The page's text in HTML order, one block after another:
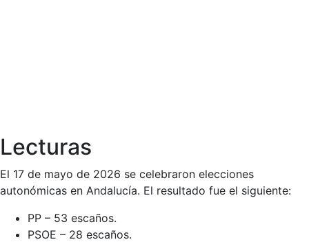
Lecturas
El 17 de mayo de 2026 se celebraron elecciones
autonómicas en Andalucía. El resultado fue el siguiente:
PP – 53 escaños.
PSOE – 28 escaños.